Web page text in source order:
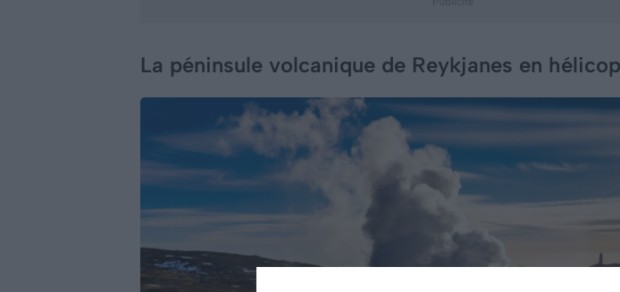
La péninsule volcanique de Reykjanes en